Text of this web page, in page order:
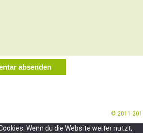
© 2011-
Wenn du die Website weiter nutzt,